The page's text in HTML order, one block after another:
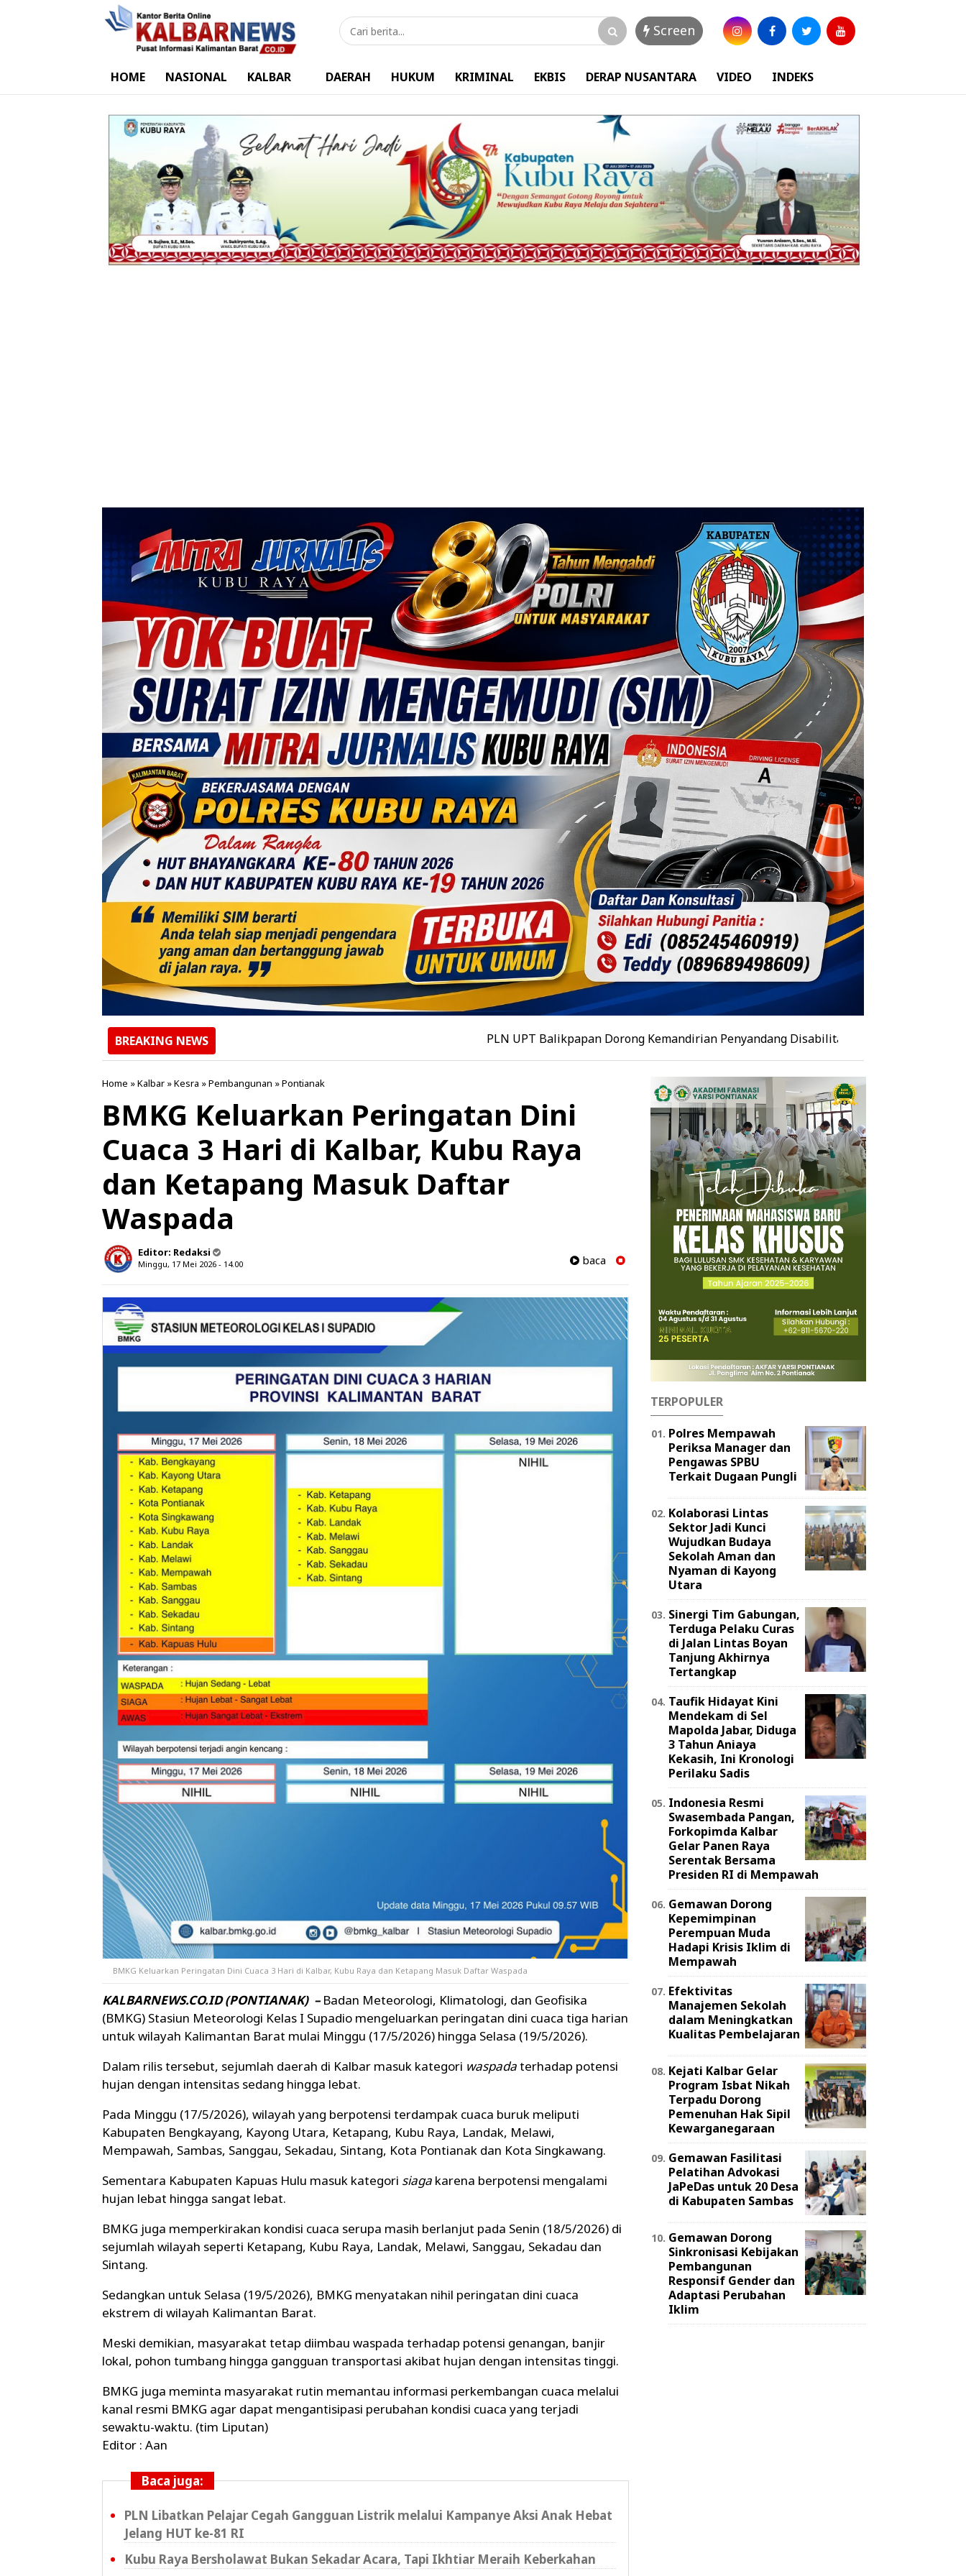
Screen
HOME NASIONAL KALBAR DAERAH HUKUM KRIMINAL EKBIS DERAP NUSANTARA VIDEO INDEKS
BREAKING NEWS PLN UPT Balikpapan Dorong Kemandirian Penyandang Disabilitas melalui Ecoprint dalam
Home »Kalbar »Kesra »Pembangunan »Pontianak
BMKG Keluarkan Peringatan Dini
Cuaca 3 Hari di Kalbar, Kubu Raya
dan Ketapang Masuk Daftar
Waspada
Editor: Redaksi
Minggu, 17 Mei 2026 - 14.00 baca
BMKG Keluarkan Peringatan Dini Cuaca 3 Hari di Kalbar, Kubu Raya dan Ketapang Masuk Daftar Waspada
KALBARNEWS.CO.ID (PONTIANAK) –Badan Meteorologi, Klimatologi, dan Geofisika
(BMKG) Stasiun Meteorologi Kelas I Supadio mengeluarkan peringatan dini cuaca tiga harian
untuk wilayah Kalimantan Barat mulai Minggu (17/5/2026) hingga Selasa (19/5/2026).
Dalam rilis tersebut, sejumlah daerah di Kalbar masuk kategori waspadaterhadap potensi
hujan dengan intensitas sedang hingga lebat.
Pada Minggu (17/5/2026), wilayah yang berpotensi terdampak cuaca buruk meliputi
Kabupaten Bengkayang, Kayong Utara, Ketapang, Kubu Raya, Landak, Melawi,
Mempawah, Sambas, Sanggau, Sekadau, Sintang, Kota Pontianak dan Kota Singkawang.
Sementara Kabupaten Kapuas Hulu masuk kategori siaga karena berpotensi mengalami
hujan lebat hingga sangat lebat.
BMKG juga memperkirakan kondisi cuaca serupa masih berlanjut pada Senin (18/5/2026) di
sejumlah wilayah seperti Ketapang, Kubu Raya, Landak, Melawi, Sanggau, Sekadau dan
Sintang.
Sedangkan untuk Selasa (19/5/2026), BMKG menyatakan nihil peringatan dini cuaca
ekstrem di wilayah Kalimantan Barat.
Meski demikian, masyarakat tetap diimbau waspada terhadap potensi genangan, banjir
lokal, pohon tumbang hingga gangguan transportasi akibat hujan dengan intensitas tinggi.
BMKG juga meminta masyarakat rutin memantau informasi perkembangan cuaca melalui
kanal resmi BMKG agar dapat mengantisipasi perubahan kondisi cuaca yang terjadi
sewaktu-waktu. (tim Liputan)
Editor : Aan
Baca juga:
PLN Libatkan Pelajar Cegah Gangguan Listrik melalui Kampanye Aksi Anak Hebat
Jelang HUT ke-81 RI
Kubu Raya Bersholawat Bukan Sekadar Acara, Tapi Ikhtiar Meraih Keberkahan
TERPOPULER
Polres Mempawah
Periksa Manager dan
Pengawas SPBU
Terkait Dugaan Pungli
Kolaborasi Lintas
Sektor Jadi Kunci
Wujudkan Budaya
Sekolah Aman dan
Nyaman di Kayong
Utara
Sinergi Tim Gabungan,
Terduga Pelaku Curas
di Jalan Lintas Boyan
Tanjung Akhirnya
Tertangkap
Taufik Hidayat Kini
Mendekam di Sel
Mapolda Jabar, Diduga
3 Tahun Aniaya
Kekasih, Ini Kronologi
Perilaku Sadis
Indonesia Resmi
Swasembada Pangan,
Forkopimda Kalbar
Gelar Panen Raya
Serentak Bersama
Presiden RI di Mempawah
Gemawan Dorong
Kepemimpinan
Perempuan Muda
Hadapi Krisis Iklim di
Mempawah
Efektivitas
Manajemen Sekolah
dalam Meningkatkan
Kualitas Pembelajaran
Kejati Kalbar Gelar
Program Isbat Nikah
Terpadu Dorong
Pemenuhan Hak Sipil
Kewarganegaraan
Gemawan Fasilitasi
Pelatihan Advokasi
JaPeDas untuk 20 Desa
di Kabupaten Sambas
Gemawan Dorong
Sinkronisasi Kebijakan
Pembangunan
Responsif Gender dan
Adaptasi Perubahan
Iklim